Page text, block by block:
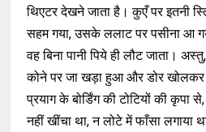
थिएटर देखने जाता है। कुएँ पर इतनी
सहम गया, उसके ललाट पर पसीना आ
वह बिना पानी पिये ही लौट जाता।
कोने पर जा खड़ा हुआ और डोर खोलकर
प्रयाग के बोर्डिंग की टोटियों की कृपा
नहीं खींचा था, न लोटे में फाँसा लगाया